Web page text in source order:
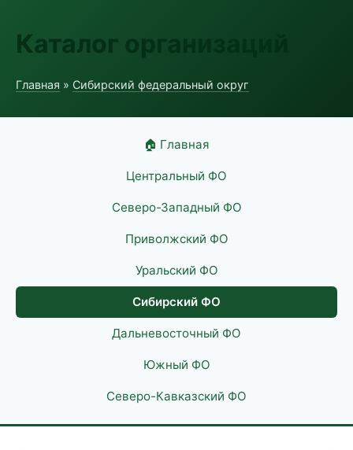
Каталог организаций
Главная » Сибирский федеральный округ
🏠 Главная
Центральный ФО
Северо-Западный ФО
Приволжский ФО
Уральский ФО
Сибирский ФО
Дальневосточный ФО
Южный ФО
Северо-Кавказский ФО